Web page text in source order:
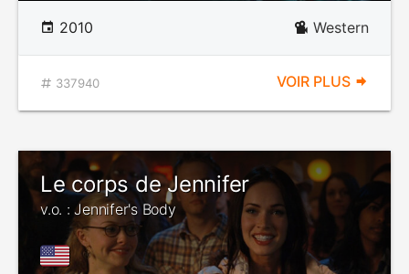
2010 Western
337940 VOIR PLUS
Le corps de Jennifer
v.o. : Jennifer's Body